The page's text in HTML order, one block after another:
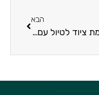
הבא
רשימת ציוד לטיול עם ילדים: כל מה שצריך לטיול משפחתי מוצלח